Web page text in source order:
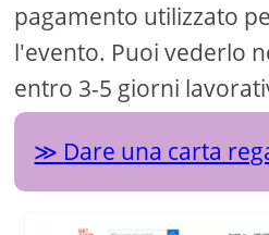
pagamento utilizzato
l'evento. Puoi vederlo
entro 3-5 giorni
Dare una carta